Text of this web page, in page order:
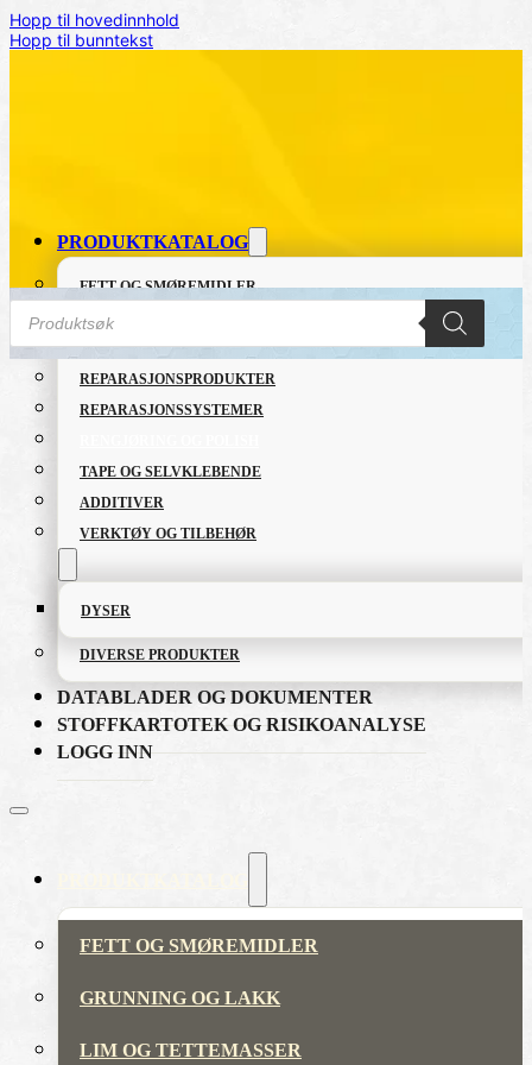
Hopp til hovedinnhold
Hopp til bunntekst
PRODUKTKATALOG
FETT OG SMØREMIDLER
GRUNNING OG LAKK
LIM OG TETTEMASSER
REPARASJONSPRODUKTER
REPARASJONSSYSTEMER
TAPE OG SELVKLEBENDE
ADDITIVER
VERKTØY OG TILBEHØR
DYSER
DIVERSE PRODUKTER
DATABLADER OG DOKUMENTER
STOFFKARTOTEK OG RISIKOANALYSE
LOGG INN
FETT OG SMØREMIDLER
GRUNNING OG LAKK
LIM OG TETTEMASSER
Products
search
Hjem/INDUSTRI